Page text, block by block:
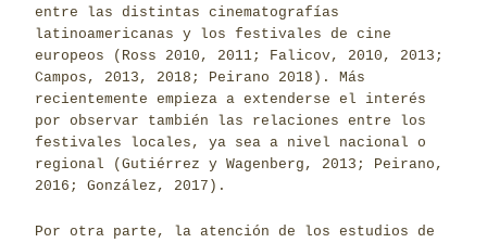
entre las distintas cinematografías
latinoamericanas y los festivales de cine
europeos (Ross 2010, 2011; Falicov, 2010, 2013;
Campos, 2013, 2018; Peirano 2018). Más
recientemente empieza a extenderse el interés
por observar también las relaciones entre los
festivales locales, ya sea a nivel nacional o
regional (Gutiérrez y Wagenberg, 2013; Peirano,
2016; González, 2017).
Por otra parte, la atención de los estudios de